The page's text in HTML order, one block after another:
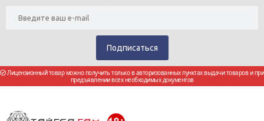
Лицензионный товар можно получить только в авторизованных пунктах выдачи товаров и при
предъявлении всех необходимых документов